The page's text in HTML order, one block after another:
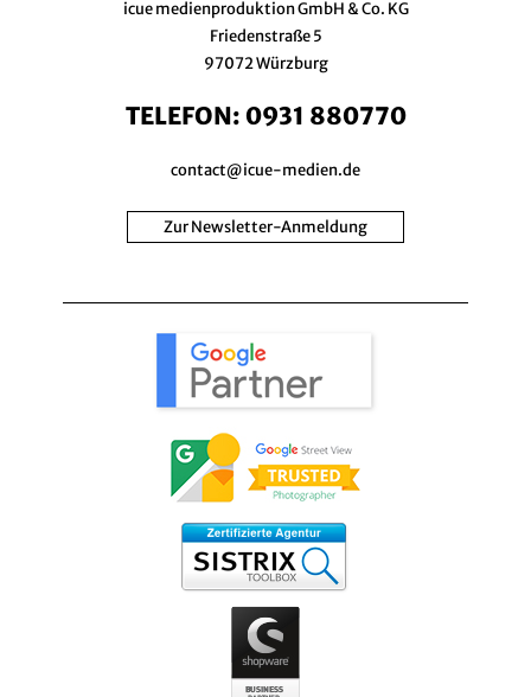
icue medienproduktion GmbH & Co. KG
Friedenstraße 5
97072 Würzburg
TELEFON: 0931 880770
contact@icue-medien.de
Zur Newsletter-Anmeldung